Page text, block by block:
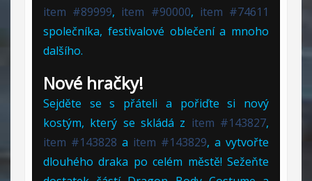
item #89999, item #90000, item #74611
společníka, festivalové oblečení a mnoho
dalšího.
Nové hračky!
Sejděte se s přáteli a pořiďte si nový
kostým, který se skládá z item #143827,
item #143828 a item #143829, a vytvořte
dlouhého draka po celém městě! Sežeňte